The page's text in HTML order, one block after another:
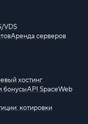
VDS
Аренда серверов
хостинг
бонусыAPI SpaceWeb
котировки